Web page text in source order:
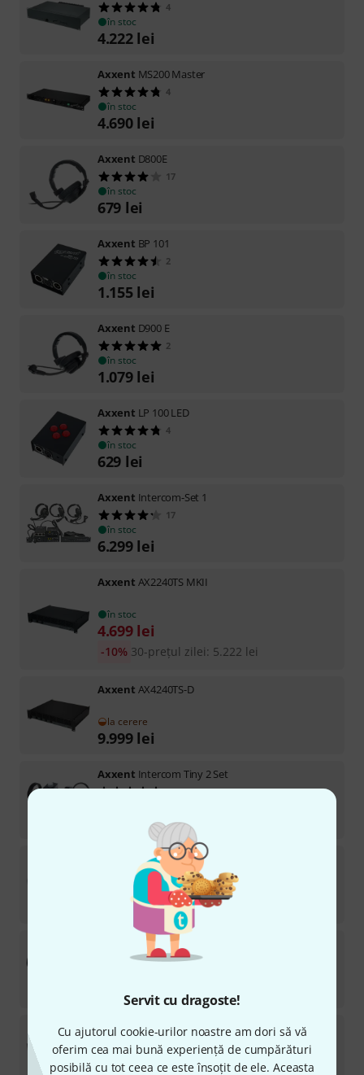
Servit cu dragoste!
Cu ajutorul cookie-urilor noastre am dori să vă
oferim cea mai bună experiență de cumpărături
posibilă cu tot ceea ce este însoțit de ele. Aceasta
4
în stoc
4.222 lei
Axxent MS200 Master
4
în stoc
4.690 lei
Axxent D800E
17
în stoc
679 lei
Axxent BP 101
2
în stoc
1.155 lei
Axxent D900 E
2
în stoc
1.079 lei
Axxent LP 100 LED
4
în stoc
629 lei
Axxent Intercom-Set 1
17
în stoc
6.299 lei
Axxent AX2240TS MKII
în stoc
4.699 lei
30-prețul zilei: 5.222 lei
-10%
Axxent AX4240TS-D
la cerere
9.999 lei
Axxent Intercom Tiny 2 Set
6
lei
Ear Pads for D800
2
lei
Intercom Tiny Set
6
4.399 lei
AxxentRME-100
4